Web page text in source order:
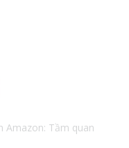
Amazon: Tầm quan